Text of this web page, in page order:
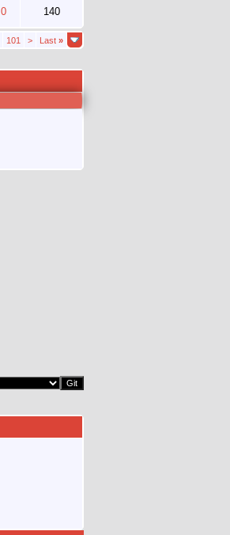
0 140
101 > Last »